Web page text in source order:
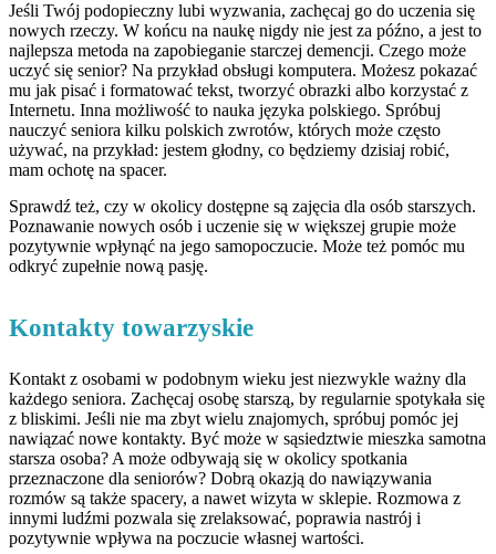
Jeśli Twój podopieczny lubi wyzwania, zachęcaj go do uczenia się
nowych rzeczy. W końcu na naukę nigdy nie jest za późno, a jest to
najlepsza metoda na zapobieganie starczej demencji. Czego może
uczyć się senior? Na przykład obsługi komputera. Możesz pokazać
mu jak pisać i formatować tekst, tworzyć obrazki albo korzystać z
Internetu. Inna możliwość to nauka języka polskiego. Spróbuj
nauczyć seniora kilku polskich zwrotów, których może często
używać, na przykład: jestem głodny, co będziemy dzisiaj robić,
mam ochotę na spacer.
Sprawdź też, czy w okolicy dostępne są zajęcia dla osób starszych.
Poznawanie nowych osób i uczenie się w większej grupie może
pozytywnie wpłynąć na jego samopoczucie. Może też pomóc mu
odkryć zupełnie nową pasję.
Kontakty towarzyskie
Kontakt z osobami w podobnym wieku jest niezwykle ważny dla
każdego seniora. Zachęcaj osobę starszą, by regularnie spotykała się
z bliskimi. Jeśli nie ma zbyt wielu znajomych, spróbuj pomóc jej
nawiązać nowe kontakty. Być może w sąsiedztwie mieszka samotna
starsza osoba? A może odbywają się w okolicy spotkania
przeznaczone dla seniorów? Dobrą okazją do nawiązywania
rozmów są także spacery, a nawet wizyta w sklepie. Rozmowa z
innymi ludźmi pozwala się zrelaksować, poprawia nastrój i
pozytywnie wpływa na poczucie własnej wartości.